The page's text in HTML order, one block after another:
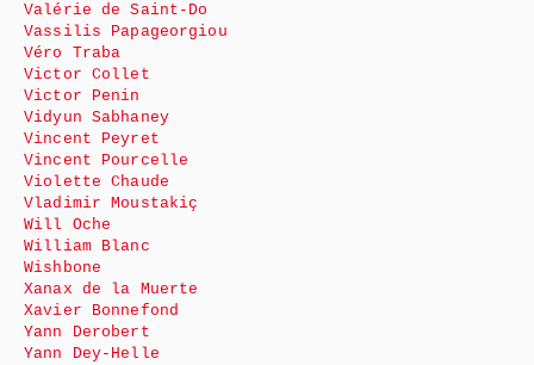
Valérie de Saint-Do
Vassilis Papageorgiou
Véro Traba
Victor Collet
Victor Penin
Vidyun Sabhaney
Vincent Peyret
Vincent Pourcelle
Violette Chaude
Vladimir Moustakiç
Will Oche
William Blanc
Wishbone
Xanax de la Muerte
Xavier Bonnefond
Yann Derobert
Yann Dey-Helle